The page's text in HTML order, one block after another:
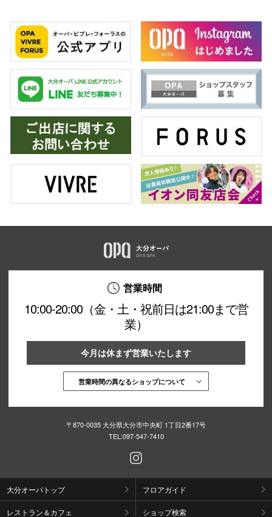
営業時間
10:00-20:00（金・土・祝前日は21:00まで営
業）
今月は休まず営業いたします
営業時間の異なるショップについて
〒870-0035 大分県大分市中央町 1丁目2番17号
TEL:097-547-7410
大分オーパトップ フロアガイド
レストラン＆カフェ ショップ検索
公式SNS
企業情報
お問い合わせ
プライバシ
利用規約
ソーシャル
新百合丘
横浜ビ